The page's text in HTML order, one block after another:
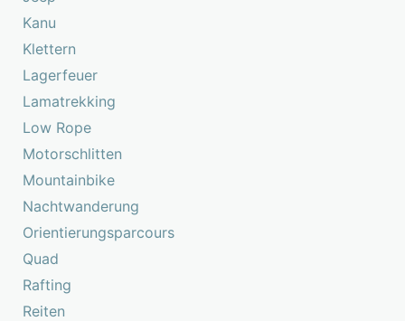
Kanu
Klettern
Lagerfeuer
Lamatrekking
Low Rope
Motorschlitten
Mountainbike
Nachtwanderung
Orientierungsparcours
Quad
Rafting
Reiten